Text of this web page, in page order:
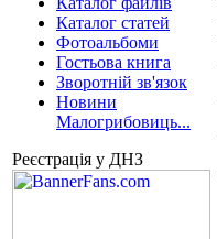
Каталог статей
Фотоальбоми
Гостьова книга
Зворотній зв'язок
Новини
Малогрибовиць...
Реєстрація у ДНЗ